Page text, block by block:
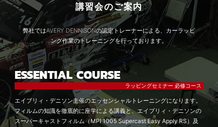
講習会のご案内
弊社ではAVERY DENNISONの認定トレーナーによる、カーラッピ
ング作業のトレーニングを行っております。
ESSENTIAL COURSE
ラッピングセミナー 必修コース
エイブリィ・デニソン主催のエッセンシャルトレーニングになります。
フィルムの知識を徹底的に座学による講義と、エイブリィ・デニソンの
スーパーキャストフィルム（MPI 1005 Supercast Easy Apply RS）及